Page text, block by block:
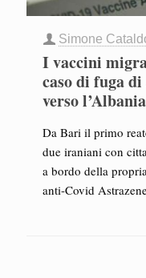
Simone
I vaccini
caso di fuga
verso l’Albania
Da Bari il primo
due iraniani con
a bordo della
anti-Covid